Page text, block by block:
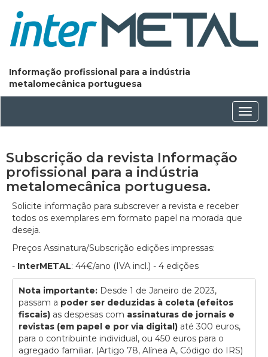
Informação profissional para a indústria
metalomecânica portuguesa
Subscrição da revista Informação
profissional para a indústria
metalomecânica portuguesa.
Solicite informação para subscrever a revista e receber
todos os exemplares em formato papel na morada que
deseja.
Preços Assinatura/Subscrição edições impressas:
- InterMETAL: 44€/ano (IVA incl.) - 4 edições
Nota importante: Desde 1 de Janeiro de 2023,
passam a poder ser deduzidas à coleta (efeitos
fiscais) as despesas com assinaturas de jornais e
revistas (em papel e por via digital) até 300 euros,
para o contribuinte individual, ou 450 euros para o
agregado familiar. (Artigo 78, Alínea A, Código do IRS)